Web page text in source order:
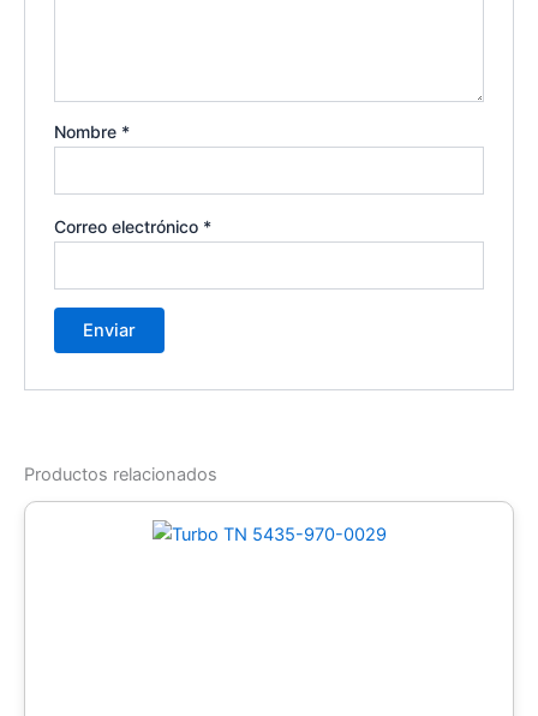
Nombre *
Correo electrónico *
Productos relacionados